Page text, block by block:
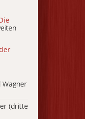
Wagner
(dritte